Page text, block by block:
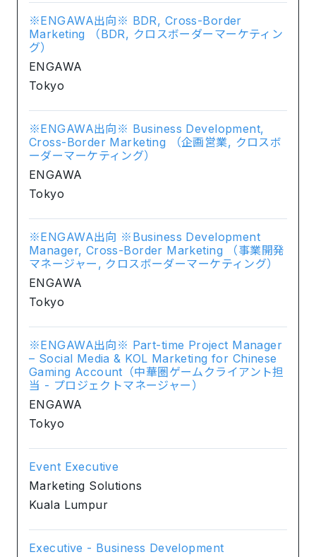
※ENGAWA出向※ BDR, Cross-Border
Marketing （BDR, クロスボーダーマーケティン
グ）
ENGAWA
Tokyo
※ENGAWA出向※ Business Development,
Cross-Border Marketing （企画営業, クロスボ
ーダーマーケティング）
ENGAWA
Tokyo
※ENGAWA出向 ※Business Development
Manager, Cross-Border Marketing （事業開発
マネージャー, クロスボーダーマーケティング）
ENGAWA
Tokyo
※ENGAWA出向※ Part-time Project Manager
– Social Media & KOL Marketing for Chinese
Gaming Account（中華圏ゲームクライアント担
当 - プロジェクトマネージャー）
ENGAWA
Tokyo
Event Executive
Marketing Solutions
Kuala Lumpur
Executive - Business Development